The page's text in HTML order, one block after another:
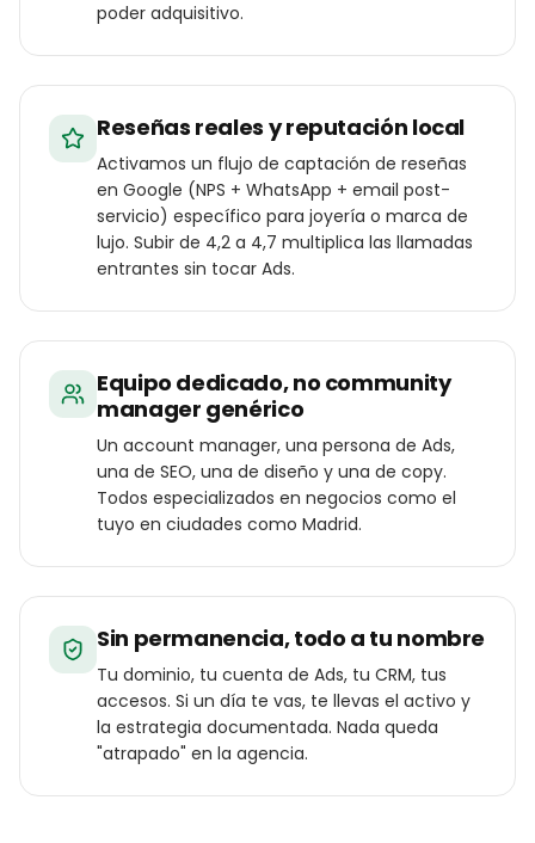
poder adquisitivo.
Reseñas reales y reputación local
Activamos un flujo de captación de reseñas
en Google (NPS + WhatsApp + email post-
servicio) específico para joyería o marca de
lujo. Subir de 4,2 a 4,7 multiplica las llamadas
entrantes sin tocar Ads.
Equipo dedicado, no community
manager genérico
Un account manager, una persona de Ads,
una de SEO, una de diseño y una de copy.
Todos especializados en negocios como el
tuyo en ciudades como Madrid.
Sin permanencia, todo a tu nombre
Tu dominio, tu cuenta de Ads, tu CRM, tus
accesos. Si un día te vas, te llevas el activo y
la estrategia documentada. Nada queda
"atrapado" en la agencia.